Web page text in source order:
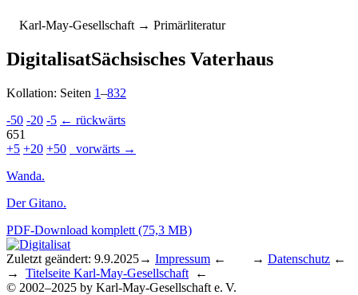
Karl-May-Gesellschaft → Primärliteratur
DigitalisatSächsisches Vaterhaus
Kollation: Seiten 1–832
-50 -20 -5 ← rückwärts
651
+5 +20 +50
vorwärts →
Wanda.
Der Gitano.
PDF-Download komplett (75,3 MB)
Zuletzt geändert: 9.9.2025→ Impressum ← → Datenschutz ←
→ Titelseite Karl-May-Gesellschaft ←
© 2002–2025 by Karl-May-Gesellschaft e. V.